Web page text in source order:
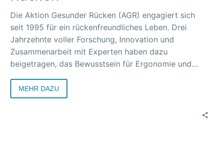
Die Aktion Gesunder Rücken (AGR) engagiert sich
seit 1995 für ein rückenfreundliches Leben. Drei
Jahrzehnte voller Forschung, Innovation und
Zusammenarbeit mit Experten haben dazu
beigetragen, das Bewusstsein für Ergonomie und
MEHR DAZU